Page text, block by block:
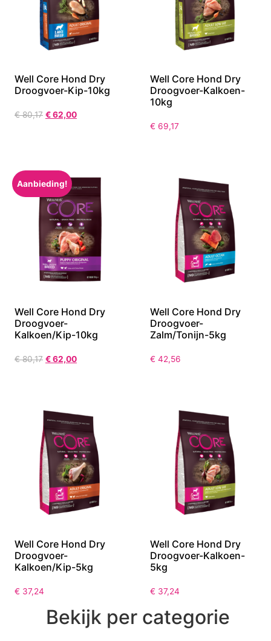
Well Core Hond Dry
Droogvoer-Kip-10kg
€80,17 €62,00
Well Core Hond Dry
Droogvoer-Kalkoen-
10kg
€ 69,17
Aanbieding!
Well Core Hond Dry
Droogvoer-
Kalkoen/Kip-10kg
€80,17 €62,00
Well Core Hond Dry
Droogvoer-
Zalm/Tonijn-5kg
€ 42,56
Well Core Hond Dry
Droogvoer-
Kalkoen/Kip-5kg
€ 37,24
Well Core Hond Dry
Droogvoer-Kalkoen-
5kg
€ 37,24
Bekijk per categorie